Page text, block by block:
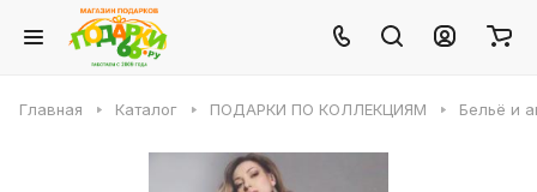
Главная Каталог ПОДАРКИ ПО КОЛЛЕКЦИЯМ Бельё и